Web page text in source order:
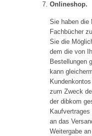
Onlineshop.
Sie haben die
Fachbücher
Sie die
dem die von
Bestellungen
kann
zum Zweck
der dibkom
an das
Weitergabe